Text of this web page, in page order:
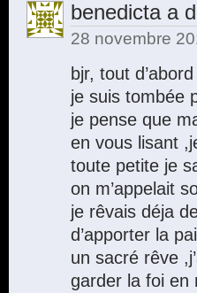
benedictaa
28 novembre
bjr, tout
je suis tombée
je pense que
en vous lisant
toute petite je
on m’appelait
je rêvais déja
d’apporter la
un sacré rêve
garder la foi en